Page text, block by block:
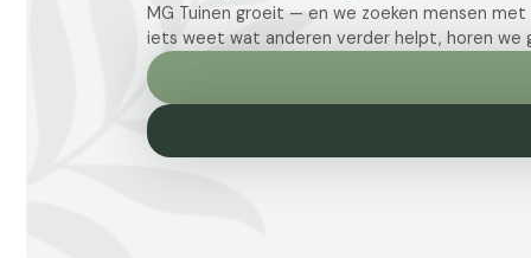
MG Tuinen groeit — en we zoeken mensen
iets weet wat anderen verder helpt, horen we